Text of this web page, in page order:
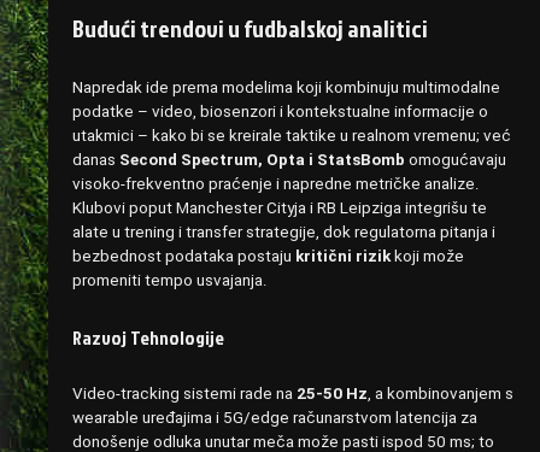
Budući trendovi u fudbalskoj analitici
Napredak ide prema modelima koji kombinuju multimodalne
podatke – video, biosenzori i kontekstualne informacije o
utakmici – kako bi se kreirale taktike u realnom vremenu; već
danas Second Spectrum, Opta i StatsBomb omogućavaju
visoko-frekventno praćenje i napredne metričke analize.
Klubovi poput Manchester Cityja i RB Leipziga integrišu te
alate u trening i transfer strategije, dok regulatorna pitanja i
bezbednost podataka postaju kritični rizikkoji može
promeniti tempo usvajanja.
Razvoj Tehnologije
Video-tracking sistemi rade na 25-50 Hz , a kombinovanjem s
wearable uređajima i 5G/edge računarstvom latencija za
donošenje odluka unutar meča može pasti ispod 50 ms; to